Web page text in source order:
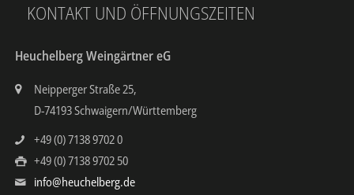
KONTAKT UND ÖFFNUNGSZEITEN
Heuchelberg Weingärtner eG
Neipperger Straße 25,
D-74193 Schwaigern/Württemberg
+49 (0) 7138 9702 0
+49 (0) 7138 9702 50
info@heuchelberg.de